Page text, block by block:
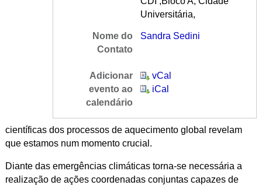
Universitária,
Nome do
Contato
Sandra Sedini
Adicionar
evento ao
calendário
vCal
iCal
científicas dos processos de aquecimento global revelam
que estamos num momento crucial.
Diante das emergências climáticas torna-se necessária a
realização de ações coordenadas conjuntas capazes de